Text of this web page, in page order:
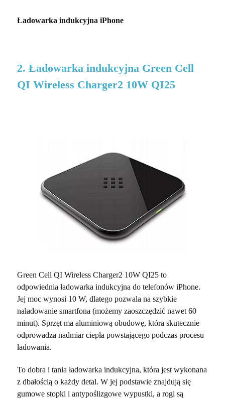
Ładowarka indukcyjna iPhone
2. Ładowarka indukcyjna Green Cell
QI Wireless Charger2 10W QI25
Green Cell QI Wireless Charger2 10W QI25 to
odpowiednia ładowarka indukcyjna do telefonów iPhone.
Jej moc wynosi 10 W, dlatego pozwala na szybkie
naładowanie smartfona (możemy zaoszczędzić nawet 60
minut). Sprzęt ma aluminiową obudowę, która skutecznie
odprowadza nadmiar ciepła powstającego podczas procesu
ładowania.
To dobra i tania ładowarka indukcyjna, która jest wykonana
z dbałością o każdy detal. W jej podstawie znajdują się
gumowe stopki i antypoślizgowe wypustki, a rogi są